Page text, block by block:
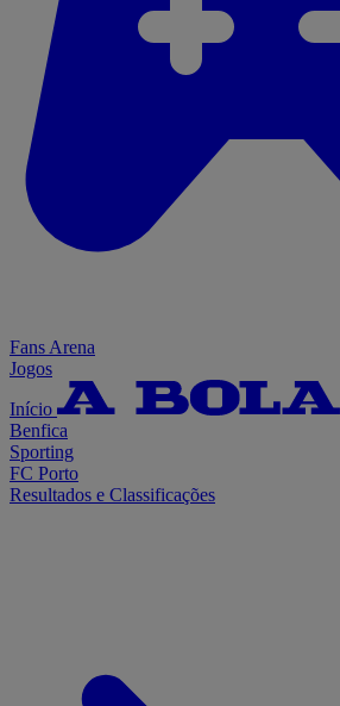
Fans Arena
Jogos
Início
Benfica
Sporting
FC Porto
Resultados e Classificações